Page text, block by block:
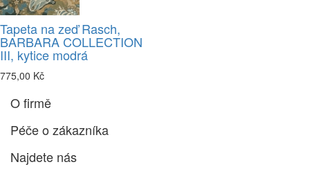
Tapeta na zeď Rasch,
BARBARA COLLECTION
III, kytice modrá
775,00 Kč
O firmě
Péče o zákazníka
Najdete nás